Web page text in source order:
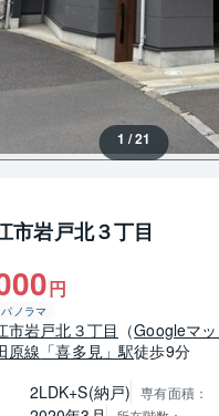
1 / 21
市岩戸北３丁目
円
パノラマ
市岩戸北３丁目 （Googleマ
原線 「喜多見」駅徒歩9分
2LDK+S(納戸) 専有面積：